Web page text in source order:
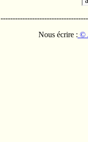
Nous écrire : ©